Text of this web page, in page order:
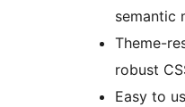
semantic
Theme-
robust
Easy to